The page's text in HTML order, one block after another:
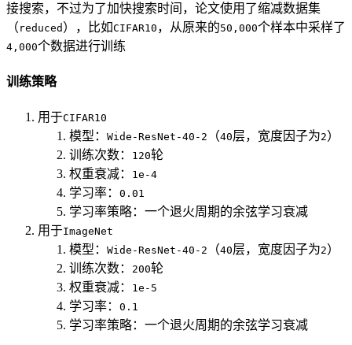
接搜索，不过为了加快搜索时间，论文使用了缩减数据集
（ reduced ），比如CIFAR10 ，从原来的50,000个样本中采样了
4,000个数据进行训练
训练策略
用于CIFAR10
模型： Wide-ResNet-40-2 （40层，宽度因子为2）
训练次数：
120轮
权重衰减：
1e-4
学习率： 0.01
学习率策略：一个退火周期的余弦学习衰减
用于ImageNet
模型： Wide-ResNet-40-2 （40层，宽度因子为2）
训练次数：
200轮
权重衰减：
1e-5
学习率： 0.1
学习率策略：一个退火周期的余弦学习衰减